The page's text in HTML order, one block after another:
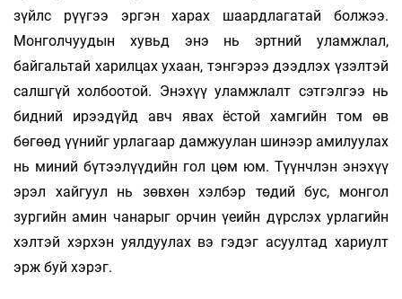
зүйлс рүүгээ эргэн харах шаардлагатай болжээ.
Монголчуудын хувьд энэ нь эртний уламж­лал,
байгальтай харилцах ухаан, тэнгэрээ дээд­лэх үзэлтэй
салшгүй холбоотой. Энэхүү уламж­лалт сэтгэлгээ нь
бидний ирээдүйд авч явах ёстой хамгийн том өв
бөгөөд үүнийг урлагаар дамжуулан шинээр амилуулах
нь миний бүтээлүүдийн гол цөм юм. Түүнчлэн энэхүү
эрэл хайгуул нь зөвхөн хэлбэр төдий бус, монгол
зургийн амин чанарыг орчин үеийн дүрслэх урлагийн
хэлтэй хэрхэн уялдуулах вэ гэдэг асуул­тад хариулт
эрж буй хэрэг.